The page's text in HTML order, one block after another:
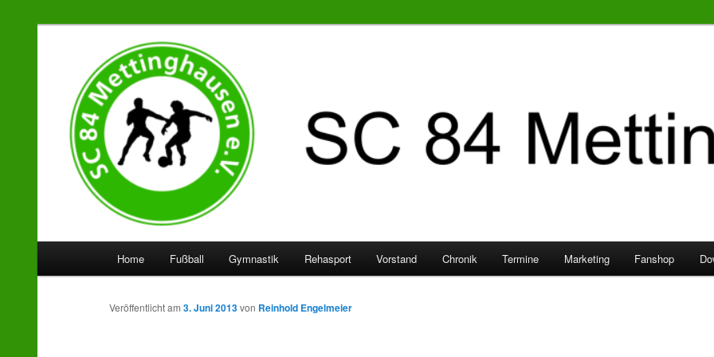
SC 84 Mettinghausen
Zum
Inhalt
Zum
sekundären
Home Fußball Gymnastik Rehasport Vorstand Chronik Termine Marketing Fanshop
Veröffentlicht am3. Juni 2013von Reinhold Engelmeier